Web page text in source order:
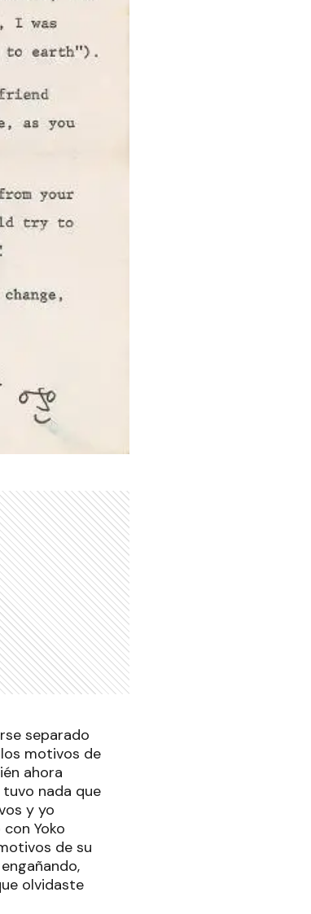
separado
motivos de
ahora
nada que
y yo
Yoko
de su
olvidaste